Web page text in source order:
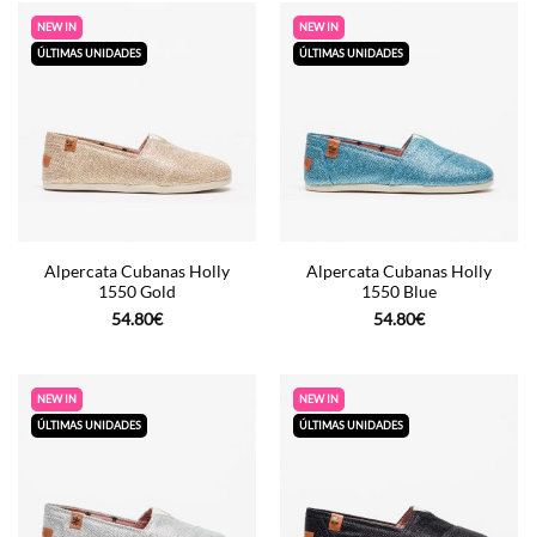
NEW IN
ÚLTIMAS UNIDADES
Alpercata Cubanas Holly
1550 Gold
54.80€
NEW IN
ÚLTIMAS UNIDADES
Alpercata Cubanas Holly
1550 Blue
54.80€
NEW IN
ÚLTIMAS UNIDADES
NEW IN
ÚLTIMAS UNIDADES